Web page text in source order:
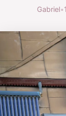
Gabriel•